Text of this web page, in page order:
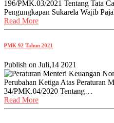
196/PMK.03/2021 Tentang Tata
Pengungkapan Sukarela Wajib
Read More
PMK 92 Tahun 2021
Publish on Juli,14 2021
Peraturan Menteri Keuangan
Perubahan Ketiga Atas Peraturan
34/PMK.04/2020 Tentang…
Read More